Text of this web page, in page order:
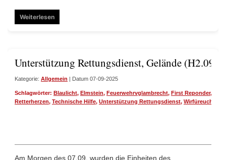
Weiterlesen
Unterstützung Rettungsdienst, Gelände (H2.09)
Kategorie: Allgemein | Datum 07-09-2025
Schlagwörter: Blaulicht, Elmstein, Feuerwehrvglambrecht, First Reponder,
Retterherzen, Technische Hilfe, Unterstützung Rettungsdienst, Wirfüreuch
Am Morgen des 07.09. wurden die Einheiten des